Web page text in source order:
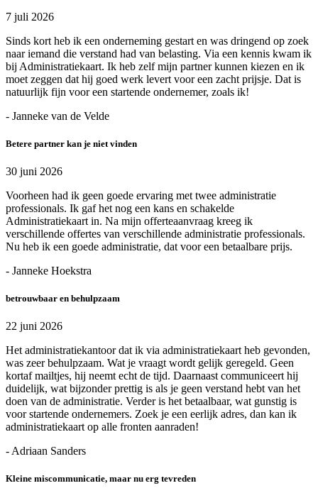
7 juli 2026
Sinds kort heb ik een onderneming gestart en was dringend op zoek
naar iemand die verstand had van belasting. Via een kennis kwam ik
bij Administratiekaart. Ik heb zelf mijn partner kunnen kiezen en ik
moet zeggen dat hij goed werk levert voor een zacht prijsje. Dat is
natuurlijk fijn voor een startende ondernemer, zoals ik!
- Janneke van de Velde
Betere partner kan je niet vinden
30 juni 2026
Voorheen had ik geen goede ervaring met twee administratie
professionals. Ik gaf het nog een kans en schakelde
Administratiekaart in. Na mijn offerteaanvraag kreeg ik
verschillende offertes van verschillende administratie professionals.
Nu heb ik een goede administratie, dat voor een betaalbare prijs.
- Janneke Hoekstra
betrouwbaar en behulpzaam
22 juni 2026
Het administratiekantoor dat ik via administratiekaart heb gevonden,
was zeer behulpzaam. Wat je vraagt wordt gelijk geregeld. Geen
kortaf mailtjes, hij neemt echt de tijd. Daarnaast communiceert hij
duidelijk, wat bijzonder prettig is als je geen verstand hebt van het
doen van de administratie. Verder is het betaalbaar, wat gunstig is
voor startende ondernemers. Zoek je een eerlijk adres, dan kan ik
administratiekaart op alle fronten aanraden!
- Adriaan Sanders
Kleine miscommunicatie, maar nu erg tevreden